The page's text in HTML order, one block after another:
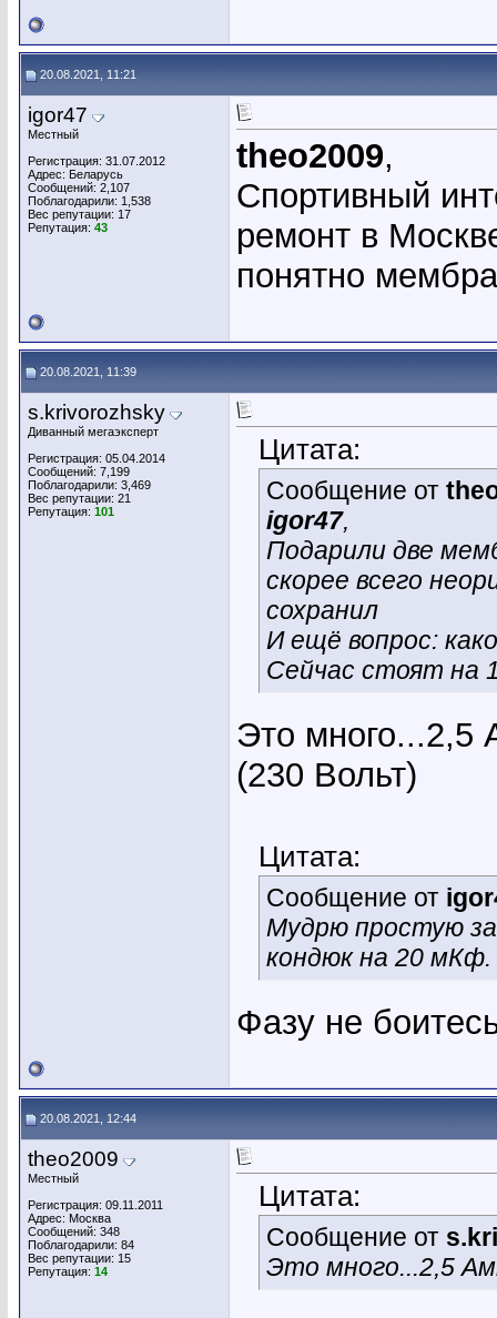
20.08.2021, 11:21
igor47
Местный
Регистрация: 31.07.2012
Адрес: Беларусь
Сообщений: 2,107
Поблагодарили: 1,538
Вес репутации: 17
Репутация: 43
theo2009,
Спортивный
ремонт в
понятно
20.08.2021, 11:39
s.krivorozhsky
Диванный мегаэксперт
Регистрация: 05.04.2014
Сообщений: 7,199
Поблагодарили: 3,469
Вес репутации: 21
Репутация: 101
Цитата:
Сообщение от
igor47,
Подарили две
скорее всего
сохранил
И ещё вопрос:
Сейчас стоят на
Это много...2,5
(230 Вольт)
Цитата:
Сообщение от
Мудрю простую
кондюк на 20 мКф.
Фазу не
20.08.2021, 12:44
theo2009
Местный
Регистрация: 09.11.2011
Адрес: Москва
Сообщений: 348
Поблагодарили: 84
Вес репутации: 15
Репутация: 14
Цитата:
Сообщение от
Это много...2,5